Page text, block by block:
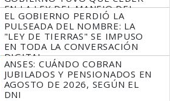
EN LA LEY DEL MANEJO DEL
FUEGO
EL GOBIERNO PERDIÓ LA
PULSEADA DEL NOMBRE: LA
"LEY DE TIERRAS" SE IMPUSO
EN TODA LA CONVERSACIÓN
DIGITAL
ANSES: CUÁNDO COBRAN
JUBILADOS Y PENSIONADOS EN
AGOSTO DE 2026, SEGÚN EL
DNI